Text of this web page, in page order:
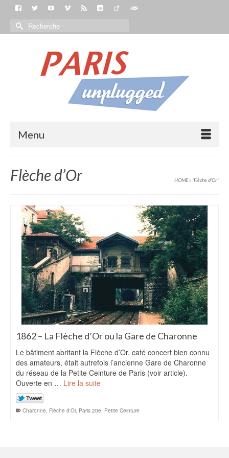
Menu
Flèche d’Or HOME» “Flèche d’Or“
1862 – La Flèche d’Or ou la Gare de Charonne
Le bâtiment abritant la Flèche d’Or, café concert bien connu
des amateurs, était autrefois l’ancienne Gare de Charonne
du réseau de la Petite Ceinture de Paris (voir article).
Ouverte en … Lire la suite
Charonne, Flèche d'Or, Paris 20e, Petite Ceinture